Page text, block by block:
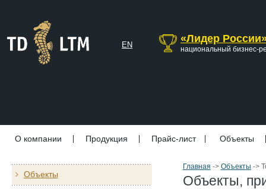
EN
«Лидер
национальный бизнес-
О компании Продукция Прайс-лист Объекты
Главная -> Объекты ->
Объекты,
Объекты